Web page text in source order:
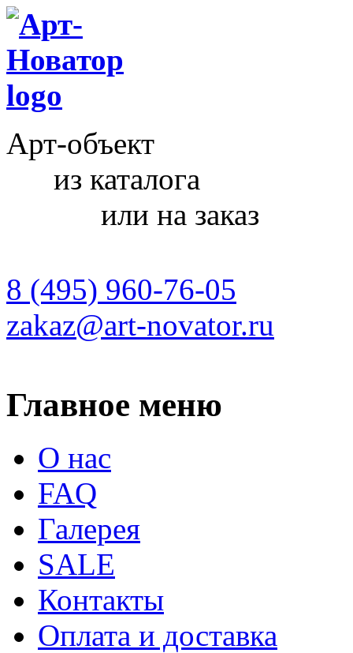
Арт-объект
из каталога
или на заказ
8 (495) 960-76-05
zakaz@art-novator.ru
Главное меню
О нас
FAQ
Галерея
SALE
Контакты
Оплата и доставка